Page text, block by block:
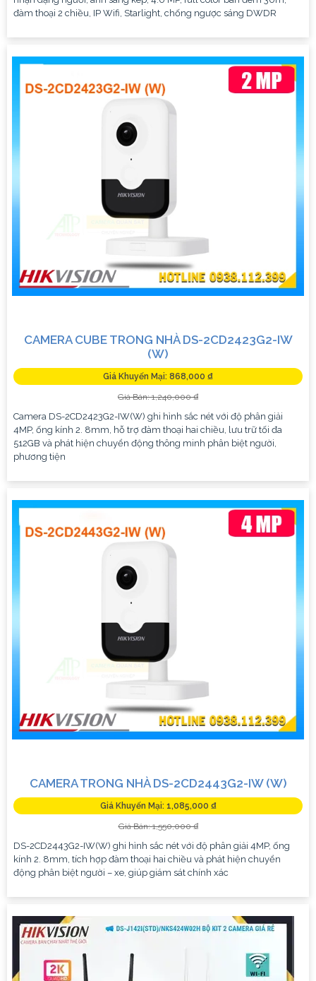
đàm thoại 2 chiều, IP Wifi, Starlight, chống ngược sáng DWDR
CAMERA CUBE TRONG NHÀ DS-2CD2423G2-IW
(W)
Giá Khuyến Mại: 868,000 ₫
Giá Bán: 1,240,000 ₫
Camera DS-2CD2423G2-IW(W) ghi hình sắc nét với độ phân giải
4MP, ống kính 2. 8mm, hỗ trợ đàm thoại hai chiều, lưu trữ tối đa
512GB và phát hiện chuyển động thông minh phân biệt người,
phương tiện
CAMERA TRONG NHÀ DS-2CD2443G2-IW (W)
Giá Khuyến Mại: 1,085,000 ₫
Giá Bán: 1,550,000 ₫
DS-2CD2443G2-IW(W) ghi hình sắc nét với độ phân giải 4MP, ống
kính 2. 8mm, tích hợp đàm thoại hai chiều và phát hiện chuyển
động phân biệt người – xe, giúp giám sát chính xác